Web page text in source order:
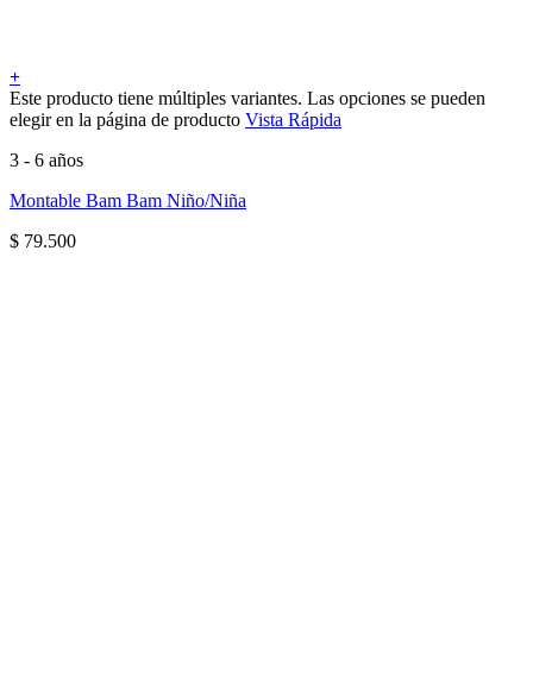
+
Este producto tiene múltiples variantes. Las opciones se pueden
elegir en la página de producto Vista Rápida
3 - 6 años
Montable Bam Bam Niño/Niña
$ 79.500